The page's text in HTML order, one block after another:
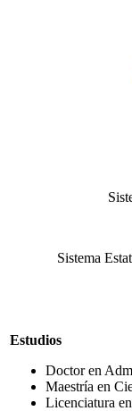
Sistema
Estudios
Doctor en
Maestría en
Licenciatura